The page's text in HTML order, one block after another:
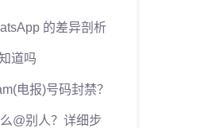
的差异剖析
道吗
电报)号码封禁？
@别人？详细步